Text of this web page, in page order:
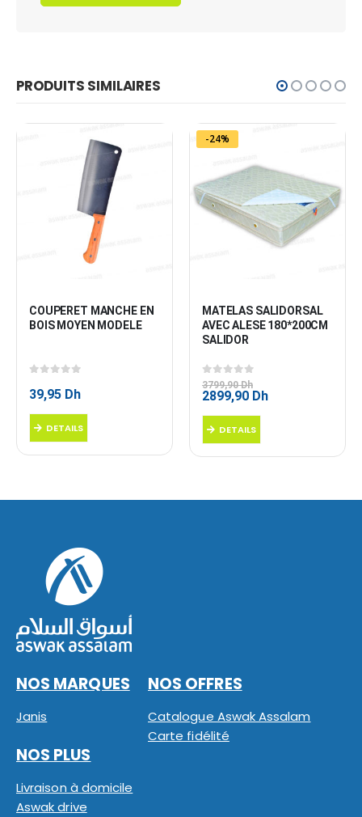
PRODUITS SIMILAIRES
COUPERET MANCHE EN
BOIS MOYEN MODELE
39,95 Dh
DETAILS
-24%
MATELAS SALIDORSAL
AVEC ALESE 180*200CM
SALIDOR
0sur 5
3799,90Dh
Le
était :
3799,90 Dh.
2899,90 DhLe
DETAILS
NOS MARQUES
Janis
NOS OFFRES
Catalogue Aswak Assalam
Carte fidélité
NOS PLUS
Livraison à domicile
Aswak drive